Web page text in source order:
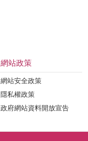
網站政策
網站安全政策
隱私權政策
政府網站資料開放宣告